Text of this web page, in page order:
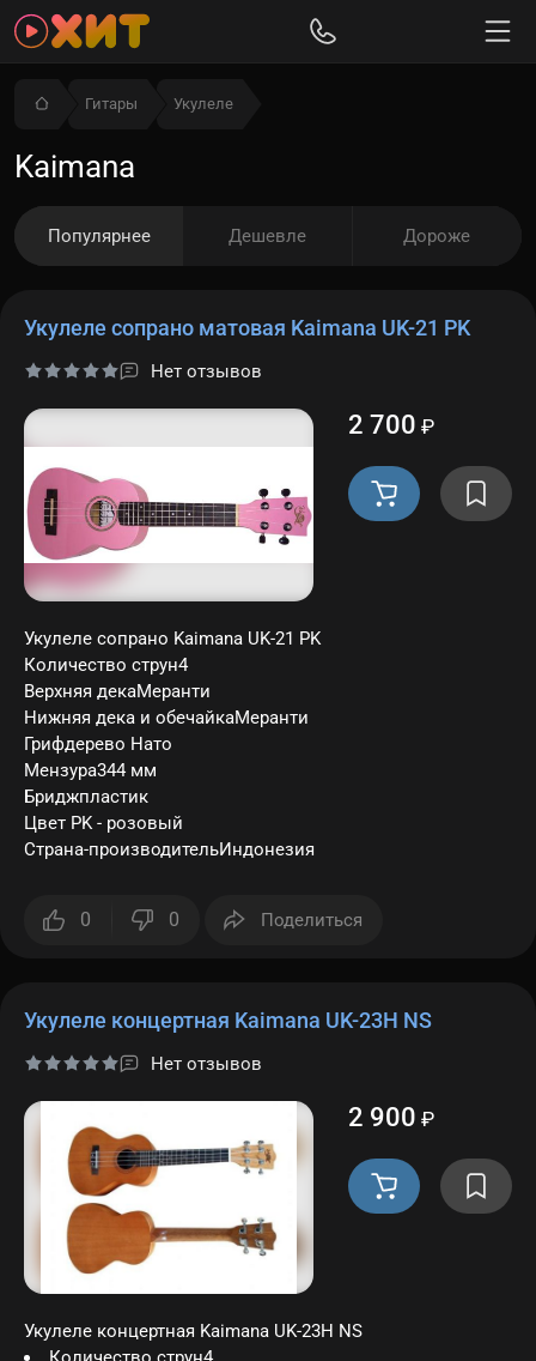
Гитары Укулеле
Kaimana
Популярнее Дешевле Дороже
Укулеле сопрано матовая Kaimana UK-21 PK
Нет отзывов
2 700 ₽
Укулеле сопрано Kaimana UK-21 PK
Количество струн4
Верхняя декаМеранти
Нижняя дека и обечайкаМеранти
Грифдерево Нато
Мензура344 мм
Бриджпластик
Цвет PK - розовый
Страна-производительИндонезия
0 0 Поделиться
Укулеле концертная Kaimana UK-23H NS
Нет отзывов
2 900 ₽
Укулеле концертная Kaimana UK-23H NS